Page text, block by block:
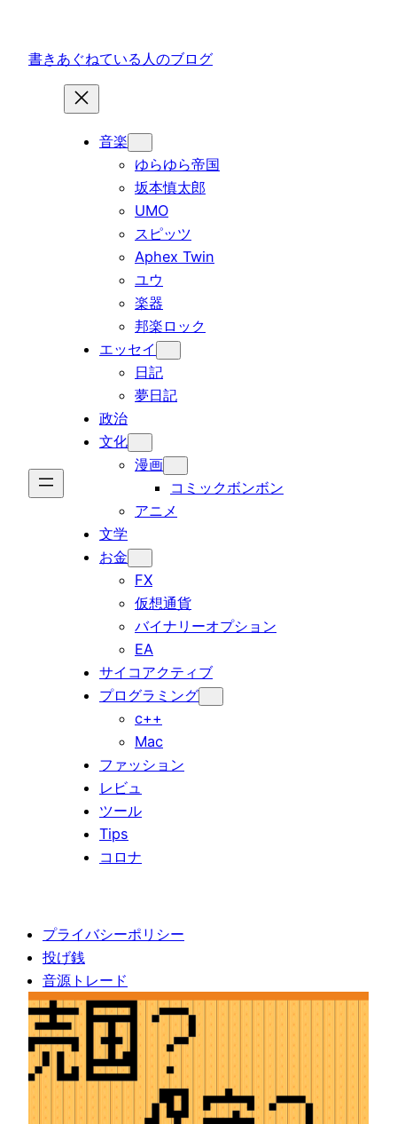
書きあぐねている人のブログ
音楽
ゆらゆら帝国
坂本慎太郎
UMO
スピッツ
Aphex Twin
ユウ
楽器
邦楽ロック
エッセイ
日記
夢日記
政治
文化
漫画
コミックボンボン
アニメ
文学
お金
FX
仮想通貨
バイナリーオプション
EA
サイコアクティブ
プログラミング
c++
Mac
ファッション
レビュ
ツール
Tips
コロナ
プライバシーポリシー
投げ銭
音源トレード